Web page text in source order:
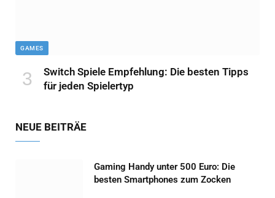
GAMES
Switch Spiele Empfehlung: Die besten Tipps
für jeden Spielertyp
NEUE BEITRÄE
Gaming Handy unter 500 Euro: Die
besten Smartphones zum Zocken